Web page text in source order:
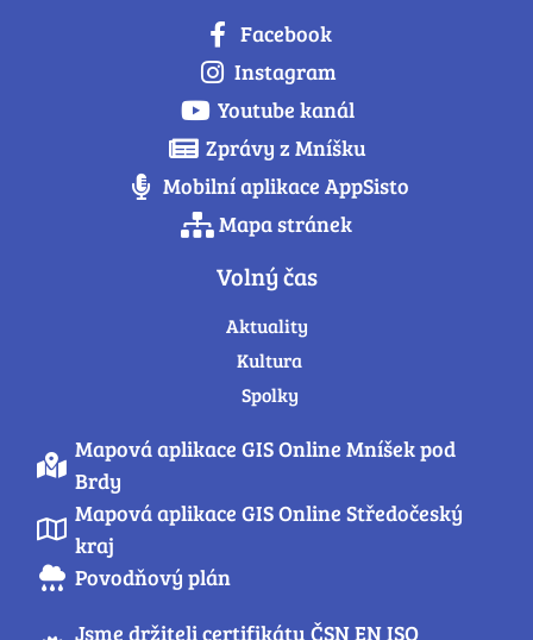
Facebook
Instagram
Youtube kanál
Zprávy z Mníšku
Mobilní aplikace AppSisto
Mapa stránek
Volný čas
Aktuality
Kultura
Spolky
Mapová aplikace GIS Online Mníšek pod
Brdy
Mapová aplikace GIS Online Středočeský
kraj
Povodňový plán
Jsme držiteli certifikátu ČSN EN ISO